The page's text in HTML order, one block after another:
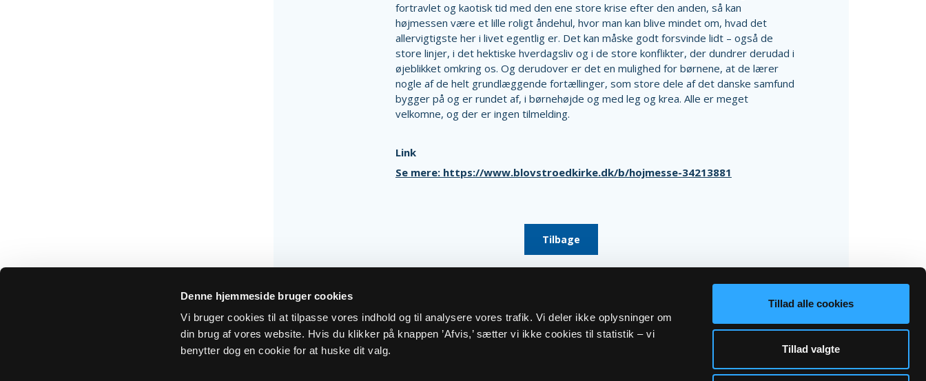
Denne hjemmeside bruger cookies
Vi bruger cookies til at tilpasse vores indhold og til analysere vores trafik. Vi deler ikke oplysninger om
din brug af vores website. Hvis du klikker på knappen ’Afvis,’ sætter vi ikke cookies til statistik – vi
benytter dog en cookie for at huske dit valg.
Tillad alle cookies
Tillad valgte
fortravlet og kaotisk tid med den ene store krise efter den anden, så kan
højmessen være et lille roligt åndehul, hvor man kan blive mindet om, hvad det
allervigtigste her i livet egentlig er. Det kan måske godt forsvinde lidt – også de
store linjer, i det hektiske hverdagsliv og i de store konflikter, der dundrer derudad i
øjeblikket omkring os. Og derudover er det en mulighed for børnene, at de lærer
nogle af de helt grundlæggende fortællinger, som store dele af det danske samfund
bygger på og er rundet af, i børnehøjde og med leg og krea. Alle er meget
velkomne, og der er ingen tilmelding.
Link
Se mere: https://www.blovstroedkirke.dk/b/hojmesse-34213881
Tilbage